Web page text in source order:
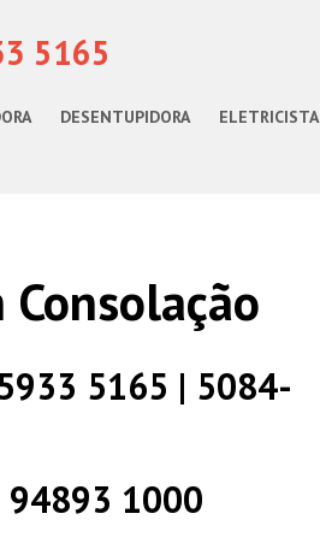
5165
DESENTUPIDORA ELETRICISTA
5165 | 5084-
94893 1000